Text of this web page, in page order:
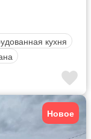
кухня
Новое